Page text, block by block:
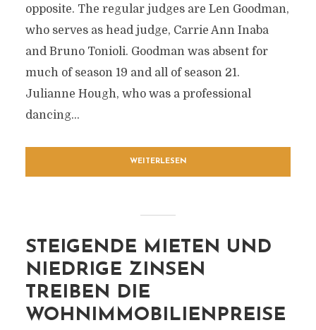
opposite. The regular judges are Len Goodman,
who serves as head judge, Carrie Ann Inaba
and Bruno Tonioli. Goodman was absent for
much of season 19 and all of season 21.
Julianne Hough, who was a professional
dancing...
WEITERLESEN
STEIGENDE MIETEN UND
NIEDRIGE ZINSEN
TREIBEN DIE
WOHNIMMOBILIENPREISE